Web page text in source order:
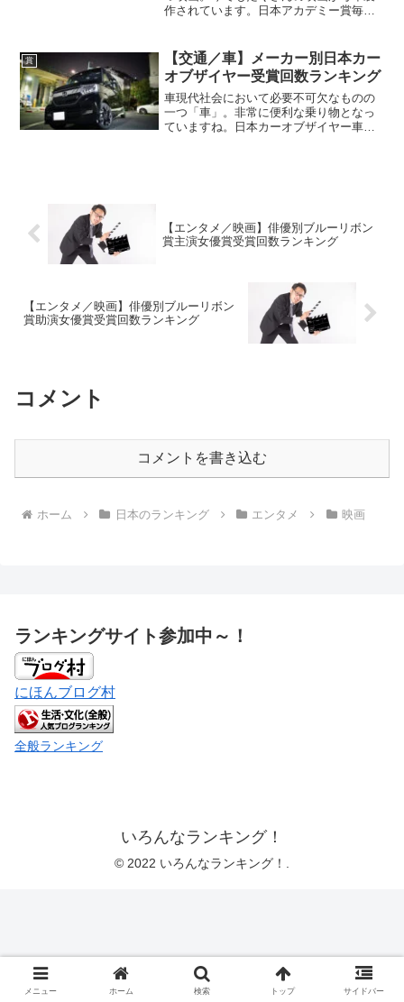
作されています。日本アカデミー賞毎年
には様々な苦悩や苦労があることでしょ
う。そしてその映画につい...
賞
【交通／車】メーカー別日本カー
オブザイヤー受賞回数ランキング
車現代社会において必要不可欠なものの
一つ「車」。非常に便利な乗り物となっ
ていますね。日本カーオブザイヤー車の
【エンタメ／映画】俳優別ブルーリボン
賞主演女優賞受賞回数ランキング
【エンタメ／映画】俳優別ブルーリボン
賞助演女優賞受賞回数ランキング
コメント
コメントを書き込む
ホーム 日本のランキング エンタメ 映画
ランキングサイト参加中～！
にほんブログ村
全般ランキング
いろんなランキング！
© 2022 いろんなランキング！.
メニュー ホーム 検索 トップ サイドバー